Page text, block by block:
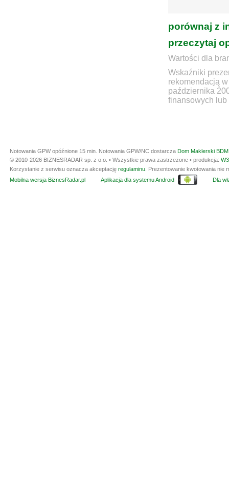
porównaj z
przeczytaj
Wartości dla
Wskaźniki
rekomendacją
października
finansowych lub
Notowania GPW opóźnione 15 min. Notowania GPW/NC dostarcza Dom Maklerski
© 2010-2026 BIZNESRADAR sp. z o.o. • Wszystkie prawa zastrzeżone • produkcja:
Korzystanie z serwisu oznacza akceptację regulaminu . Prezentowanie kwotowania
Mobilna wersja BiznesRadar.pl
Aplikacja dla systemu Android Dla